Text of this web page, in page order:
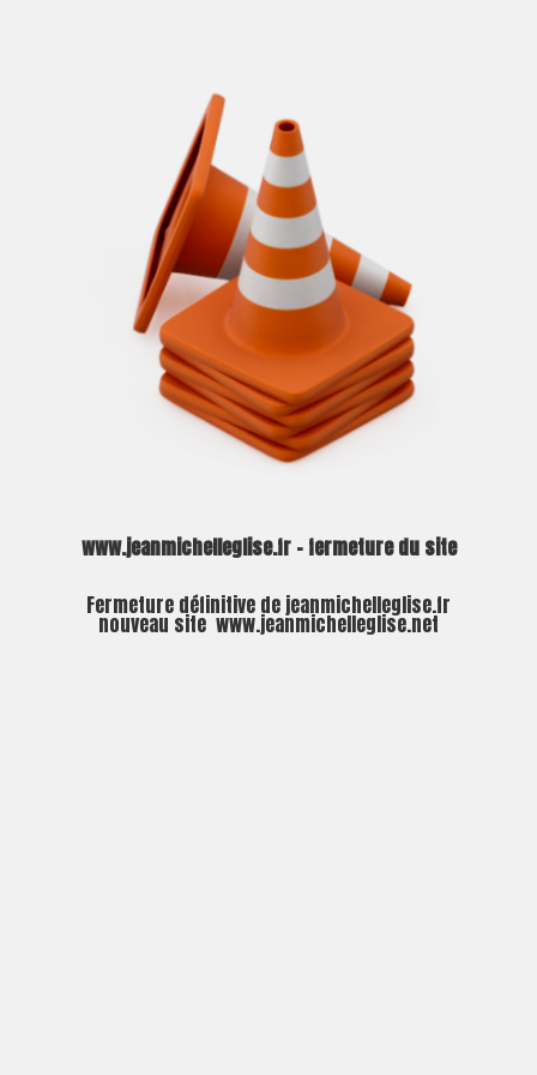
www.jeanmichelleglise.fr – fermeture du site
Fermeture définitive de jeanmichelleglise.fr
nouveau site www.jeanmichelleglise.net